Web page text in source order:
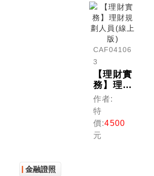
CAF04106
3
【理財實
務】理財
規劃人員
(線上版)
作者:
特
價:4500
元
金融證照